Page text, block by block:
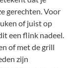
gerechten. Voor
of juist op
een flink nadeel.
of met de grill
zijn